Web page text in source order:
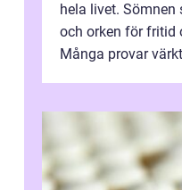
hela livet. Sömnen
och orken för fritid
Många provar